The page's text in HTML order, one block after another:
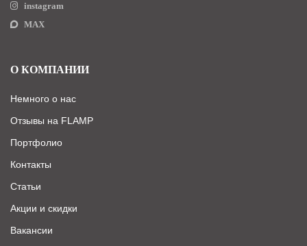
instagram
MAX
О КОМПАНИИ
Немного о нас
Отзывы на FLAMP
Портфолио
Контакты
Статьи
Акции и скидки
Вакансии